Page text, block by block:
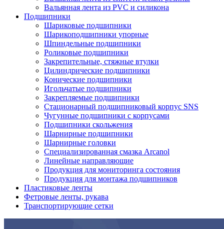
Вальянная лента из PVC и силикона
Подшипники
Шариковые подшипники
Шарикоподшипники упорные
Шпиндельные подшипники
Роликовые подшипники
Закрепительные, стяжные втулки
Цилиндрические подшипники
Конические подшипники
Игольчатые подшипники
Закрепляемые подшипники
Стационарный подшипниковый корпус SNS
Чугунные подшипники с корпусами
Подшипники скольжения
Шарнирные подшипники
Шарнирные головки
Специализированная смазка Arcanol
Линейные направляющие
Продукция для мониторинга состояния
Продукция для монтажа подшипников
Пластиковые ленты
Фетровые ленты, рукава
Транспортирующие сетки